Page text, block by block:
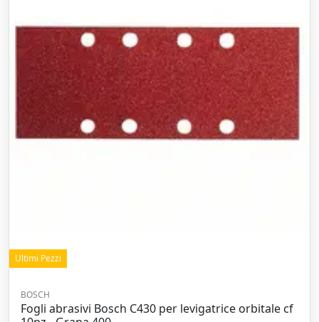
Ultimi Pezzi
BOSCH
Fogli abrasivi Bosch C430 per levigatrice orbitale cf